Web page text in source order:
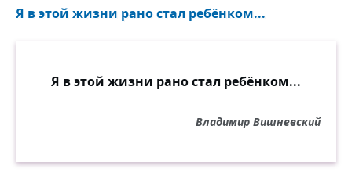
Я в этой жизни рано стал ребёнком...
Я в этой жизни рано стал ребёнком...
Владимир Вишневский